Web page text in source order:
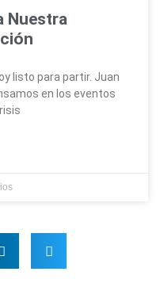
Nuestra
listo para partir. Juan
en los eventos